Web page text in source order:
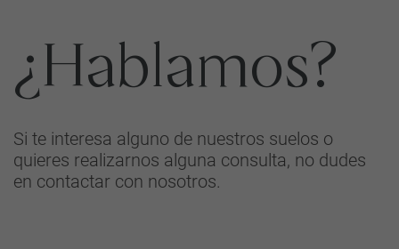
¿Hablamos?
Si te interesa alguno de nuestros suelos o
quieres realizarnos alguna consulta, no dudes
en contactar con nosotros.